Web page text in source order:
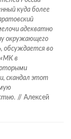
куда более
адекватно
окружающего
обсуждается во
«МК в
скандал этот
// Алексей